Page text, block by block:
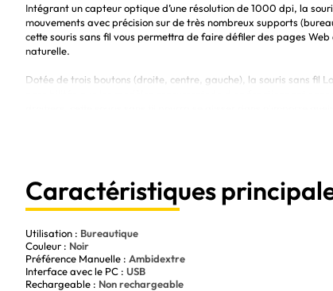
Intégrant un capteur optique d’une résolution de 1000 dpi, la
mouvements avec précision sur de très nombreux supports
cette souris sans fil vous permettra de faire défiler des pages
naturelle.
Dotée de trois boutons (droite, centre, gauche), la souris sans fil
Caractéristiques
Utilisation : Bureautique
Couleur : Noir
Préférence Manuelle : Ambidextre
Interface avec le PC : USB
Rechargeable : Non rechargeable